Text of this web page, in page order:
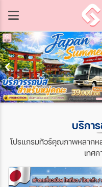
บริกา
โปรแกรมทัวร์คุณภาพหลากห
เทศ